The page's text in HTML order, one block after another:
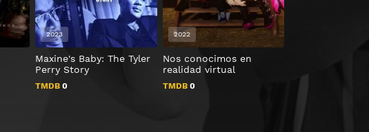
Maxine's Baby: The Tyler
Perry Story
TMDB 0
2023
Nos conocimos en
realidad virtual
TMDB0
2022
TMDB